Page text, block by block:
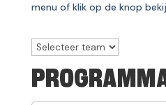
menu of klik op de knop